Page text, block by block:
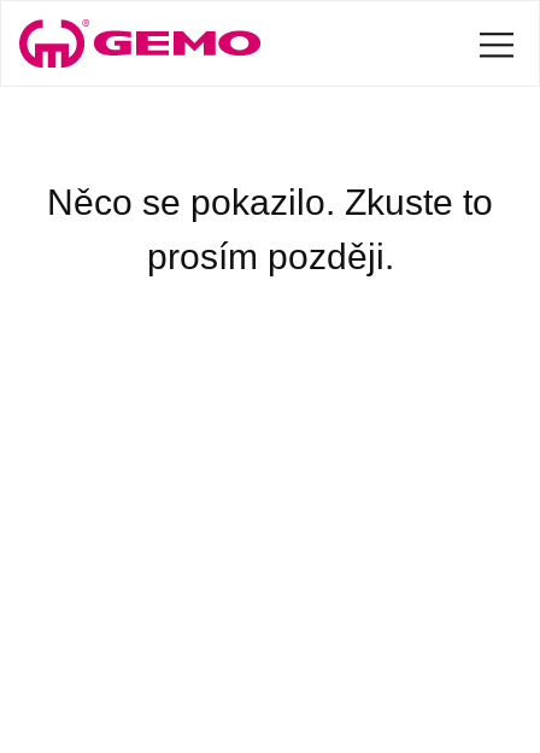
Něco se pokazilo. Zkuste to
prosím později.